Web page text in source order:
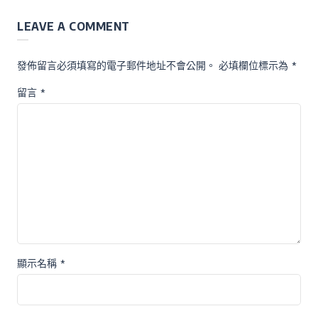
LEAVE A COMMENT
發佈留言必須填寫的電子郵件地址不會公開。 必填欄位標示為 *
留言 *
顯示名稱 *